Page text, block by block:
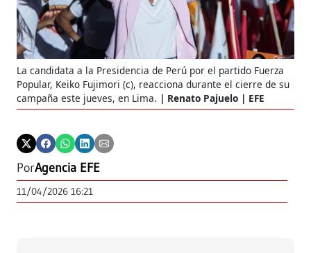
La candidata a la Presidencia de Perú por el partido Fuerza
Popular, Keiko Fujimori (c), reacciona durante el cierre de su
campaña este jueves, en Lima.
Renato Pajuelo | EFE
PorAgencia EFE
11/04/2026 16:21